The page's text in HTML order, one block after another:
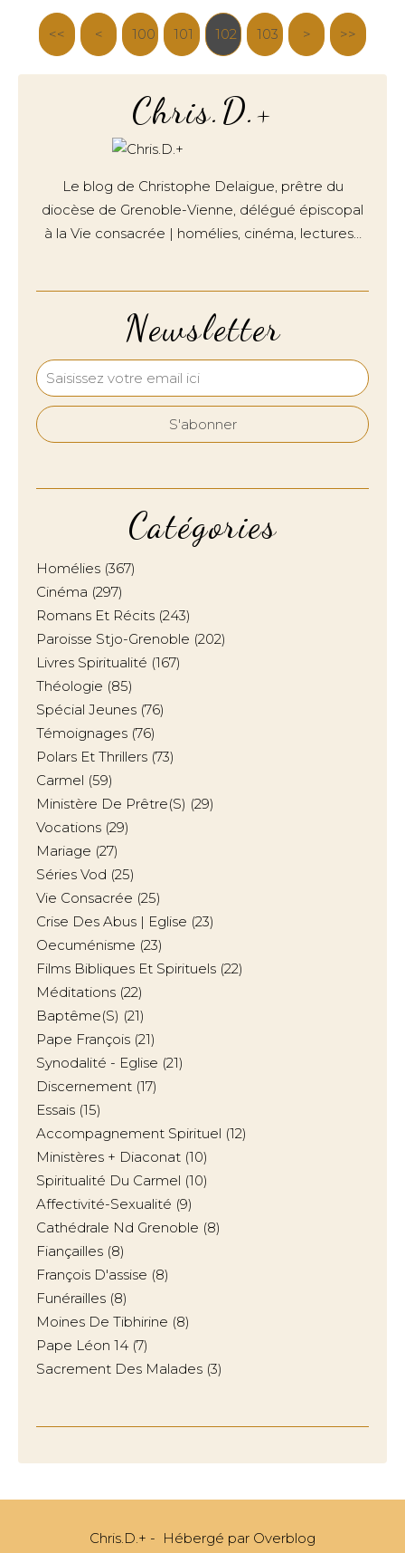
<< < 100 101 102 103 > >>
Newsletter
Catégories
Homélies (367)
Cinéma (297)
Romans Et Récits (243)
Paroisse Stjo-Grenoble (202)
Livres Spiritualité (167)
Théologie (85)
Spécial Jeunes (76)
Témoignages (76)
Polars Et Thrillers (73)
Carmel (59)
Ministère De Prêtre(s) (29)
Vocations (29)
Mariage (27)
Séries Vod (25)
Vie Consacrée (25)
Crise Des Abus | Eglise (23)
Oecuménisme (23)
Films Bibliques Et Spirituels (22)
Méditations (22)
Baptême(s) (21)
Pape François (21)
Synodalité - Eglise (21)
Discernement (17)
Essais (15)
Accompagnement Spirituel (12)
Ministères + Diaconat (10)
Spiritualité Du Carmel (10)
Affectivité-Sexualité (9)
Cathédrale Nd Grenoble (8)
Fiançailles (8)
François D'assise (8)
Funérailles (8)
Moines De Tibhirine (8)
Pape Léon 14 (7)
Sacrement Des Malades (3)
Chris.D.+
Le blog de Christophe Delaigue, prêtre du
diocèse de Grenoble-Vienne, délégué épiscopal
à la Vie consacrée | homélies, cinéma, lectures…
Chris.D.+ - Hébergé par Overblog